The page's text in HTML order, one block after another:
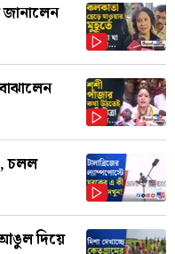
জানালেন
চলল
আঙুল দিয়ে